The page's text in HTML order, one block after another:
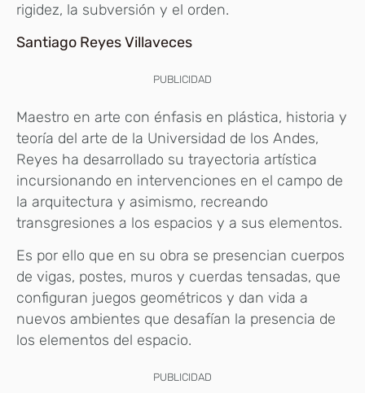
rigidez, la subversión y el orden.
Santiago Reyes Villaveces
PUBLICIDAD
Maestro en arte con énfasis en plástica, historia y
teoría del arte de la Universidad de los Andes,
Reyes ha desarrollado su trayectoria artística
incursionando en intervenciones en el campo de
la arquitectura y asimismo, recreando
transgresiones a los espacios y a sus elementos.
Es por ello que en su obra se presencian cuerpos
de vigas, postes, muros y cuerdas tensadas, que
configuran juegos geométricos y dan vida a
nuevos ambientes que desafían la presencia de
los elementos del espacio.
PUBLICIDAD